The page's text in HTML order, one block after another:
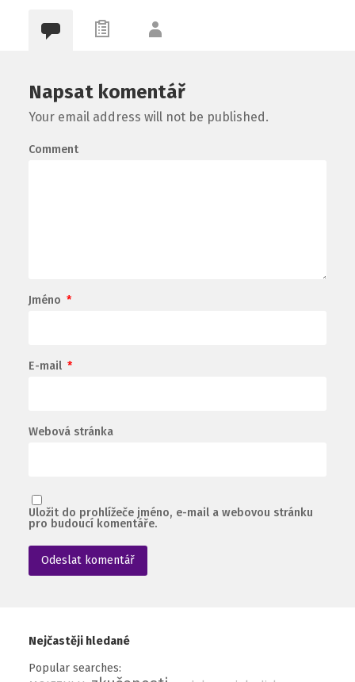
Napsat komentář
Your email address will not be published.
Comment
Jméno *
E-mail *
Webová stránka
Uložit do prohlížeče jméno, e-mail a webovou stránku
pro budoucí komentáře.
Nejčastěji hledané
Popular searches: